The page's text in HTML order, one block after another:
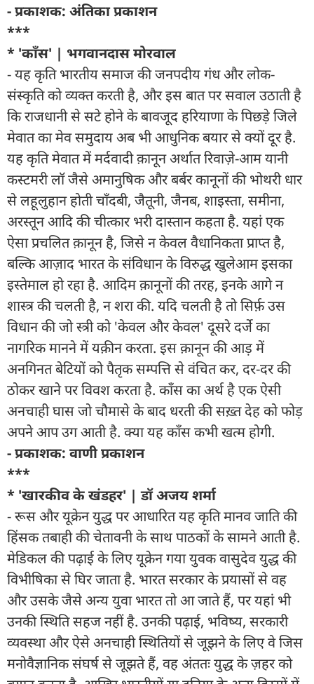
- प्रकाशक: अंतिका प्रकाशन
***
* 'काँस' | भगवानदास मोरवाल
- यह कृति भारतीय समाज की जनपदीय गंध और लोक-
संस्कृति को व्यक्त करती है, और इस बात पर सवाल उठाती है
कि राजधानी से सटे होने के बावजूद हरियाणा के पिछड़े जिले
मेवात का मेव समुदाय अब भी आधुनिक बयार से क्यों दूर है.
यह कृति मेवात में मर्दवादी क़ानून अर्थात रिवाज़े-आम यानी
कस्टमरी लॉ जैसे अमानुषिक और बर्बर कानूनों की भोथरी धार
से लहूलुहान होती चाँदबी, जैतूनी, जैनब, शाइस्ता, समीना,
अरस्तून आदि की चीत्कार भरी दास्तान कहता है. यहां एक
ऐसा प्रचलित क़ानून है, जिसे न केवल वैधानिकता प्राप्त है,
बल्कि आज़ाद भारत के संविधान के विरुद्ध खुलेआम इसका
इस्तेमाल हो रहा है. आदिम क़ानूनों की तरह, इनके आगे न
शास्त्र की चलती है, न शरा की. यदि चलती है तो सिर्फ़ उस
विधान की जो स्त्री को 'केवल और केवल' दूसरे दर्जे का
नागरिक मानने में यक़ीन करता. इस क़ानून की आड़ में
अनगिनत बेटियों को पैतृक सम्पत्ति से वंचित कर, दर-दर की
ठोकर खाने पर विवश करता है. काँस का अर्थ है एक ऐसी
अनचाही घास जो चौमासे के बाद धरती की सख़्त देह को फोड़
अपने आप उग आती है. क्या यह काँस कभी खत्म होगी.
- प्रकाशक: वाणी प्रकाशन
***
* 'खारकीव के खंडहर' | डॉ अजय शर्मा
- रूस और यूक्रेन युद्ध पर आधारित यह कृति मानव जाति की
हिंसक तबाही की चेतावनी के साथ पाठकों के सामने आती है.
मेडिकल की पढ़ाई के लिए यूक्रेन गया युवक वासुदेव युद्ध की
विभीषिका से घिर जाता है. भारत सरकार के प्रयासों से वह
और उसके जैसे अन्य युवा भारत तो आ जाते हैं, पर यहां भी
उनकी स्थिति सहज नहीं है. उनकी पढ़ाई, भविष्य, सरकारी
व्यवस्था और ऐसे अनचाही स्थितियों से जूझने के लिए वे जिस
मनोवैज्ञानिक संघर्ष से जूझते हैं, वह अंततः युद्ध के ज़हर को